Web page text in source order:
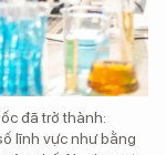
đã trở thành:
lĩnh vực như bằng